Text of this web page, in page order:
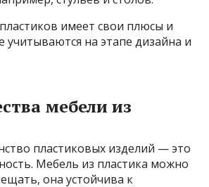
имеет свои плюсы и
учитываются на этапе дизайна и
мебели из
пластиковых изделий — это
Мебель из пластика можно
она устойчива к